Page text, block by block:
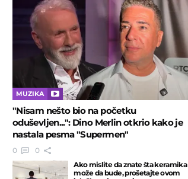
MUZIKA
"Nisam nešto bio na početku
oduševljen...": Dino Merlin otkrio kako je
nastala pesma "Supermen"
0
0
Ako mislite da znate šta keramika
može da bude, prošetajte ovom